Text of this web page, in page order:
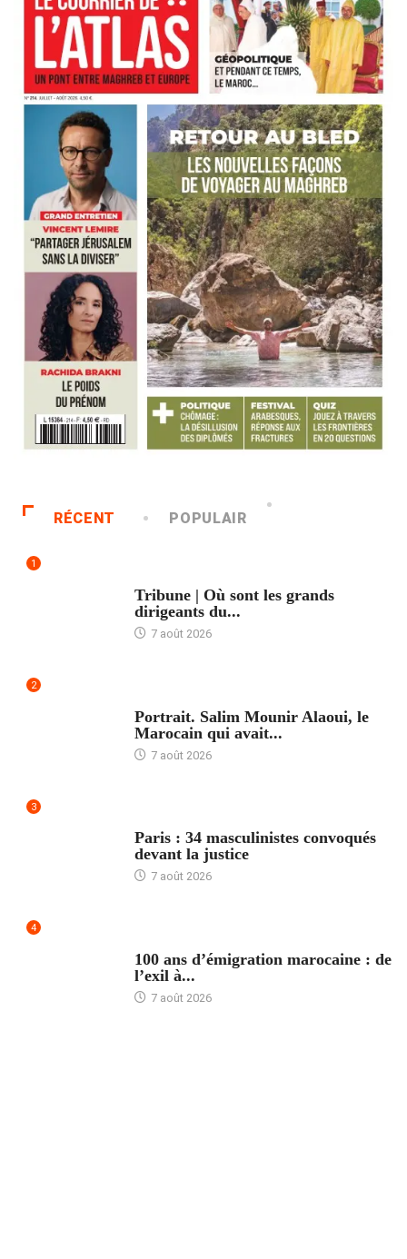
RÉCENT POPULAIR
1
Tribune | Où sont les grands
dirigeants du...
7 août 2026
2
Portrait. Salim Mounir Alaoui, le
Marocain qui avait...
7 août 2026
3
Paris : 34 masculinistes convoqués
devant la justice
7 août 2026
4
100 ans d’émigration marocaine : de
l’exil à...
7 août 2026